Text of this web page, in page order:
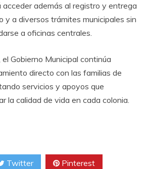
acceder además al registro y entrega
y a diversos trámites municipales sin
a oficinas centrales.
Gobierno Municipal continúa
directo con las familias de
servicios y apoyos que
la calidad de vida en cada colonia.
Twitter Pinterest